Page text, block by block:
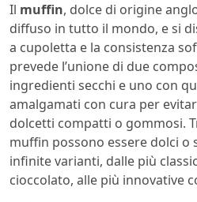
Il muffin, dolce di origine
diffuso in tutto il mondo, e si
a cupoletta e la consistenza
prevede l’unione di due
ingredienti secchi e uno con
amalgamati con cura per
dolcetti compatti o gommosi.
muffin possono essere dolci o
infinite varianti, dalle più
cioccolato, alle più innovative